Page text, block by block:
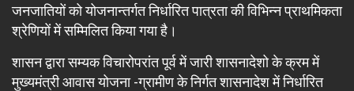
जनजातियों को योजनान्तर्गत निर्धारित पात्रता की विभिन्न प्राथमिकता
श्रेणियों में सम्मिलित किया गया है।
शासन द्वारा सम्यक विचारोपरांत पूर्व में जारी शासनादेशो के क्रम में
मुख्यमंत्री आवास योजना -ग्रामीण के निर्गत शासनादेश में निर्धारित